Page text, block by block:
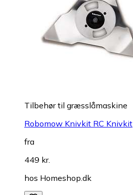
Tilbehør til græsslåmaskine
Robomow Knivkit RC Knivkit
fra
449 kr.
hos Homeshop.dk